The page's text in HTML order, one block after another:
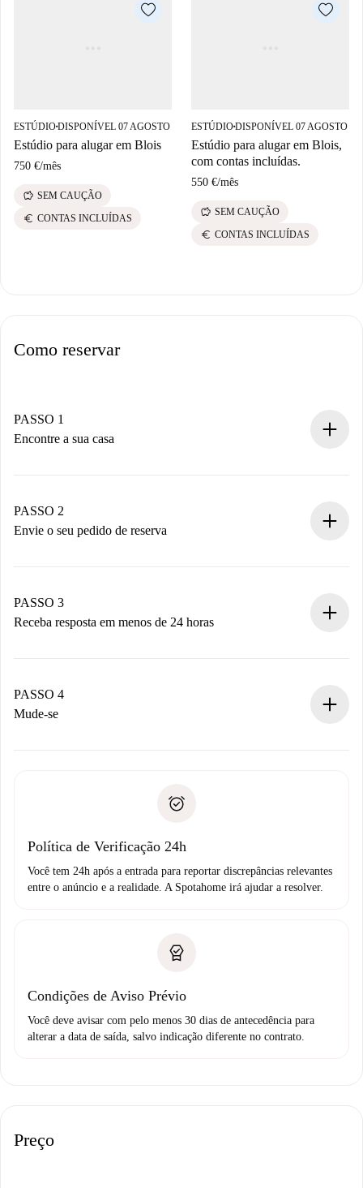
ESTÚDIO■DISPONÍVEL 07 AGOSTO
Estúdio para alugar em Blois
750 €/mês
savings SEM CAUÇÃO
euro CONTAS INCLUÍDAS
ESTÚDIO■DISPONÍVEL 07 AGOSTO
Estúdio para alugar em Blois,
com contas incluídas.
550 €/mês
savings SEM CAUÇÃO
euro CONTAS INCLUÍDAS
Como reservar
PASSO 1
Encontre a sua casa
Você tem todas as informações necessárias
antecipadamente.
PASSO 2
Envie o seu pedido de reserva
Não cobramos nada até que o proprietário confirme.
PASSO 3
Receba resposta em menos de 24 horas
proprietário.
Se recusada: não cobraremos nada e ofereceremos
Débito direto bancário
PASSO 4
Mude-se
não comunicar nenhum problema.
Política de Verificação 24h
Você tem 24h após a entrada para reportar discrepâncias relevantes
entre o anúncio e a realidade. A Spotahome irá ajudar a resolver.
Condições de Aviso Prévio
Você deve avisar com pelo menos 30 dias de antecedência para
alterar a data de saída, salvo indicação diferente no contrato.
Preço